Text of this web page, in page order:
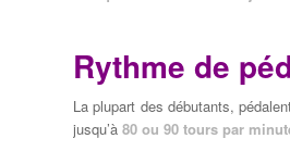
Rythme de
La plupart des débutants,
jusqu’à 80 ou 90 tours par